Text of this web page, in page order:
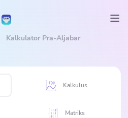
Kalkulator Pra-Aljabar
Kalkulus
Matriks